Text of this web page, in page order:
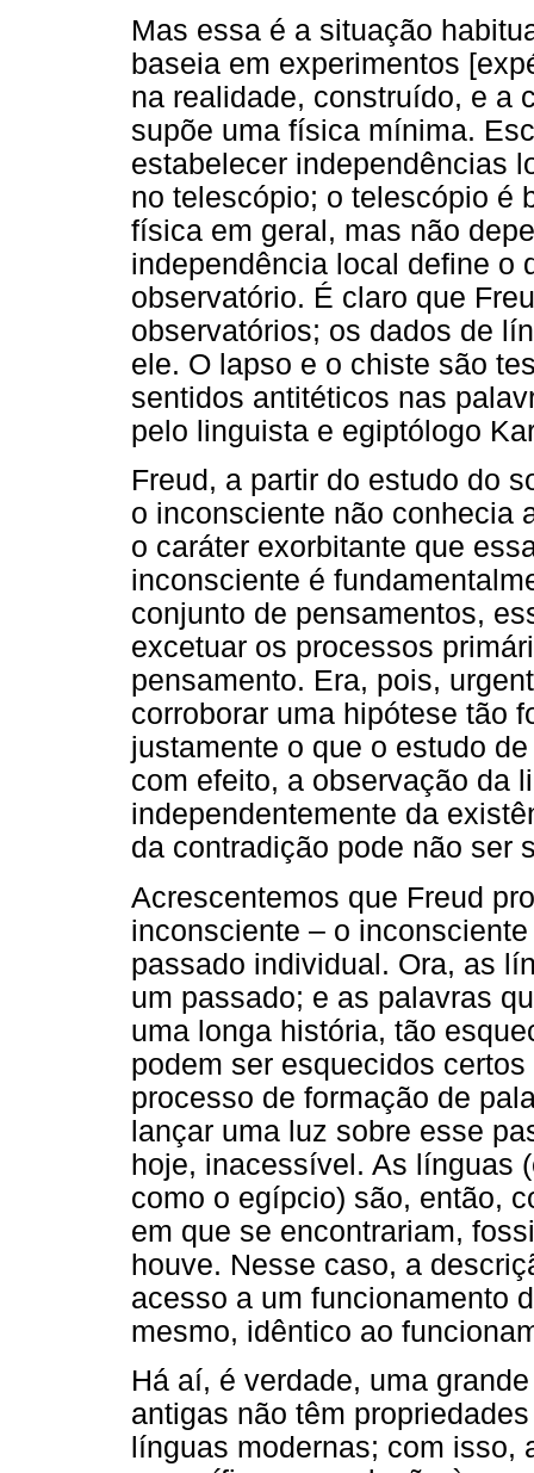
Mas essa é a situação
baseia em experimentos
na realidade, construído, e a
supõe uma física mínima.
estabelecer independências
no telescópio; o telescópio é
física em geral, mas não
independência local define o
observatório. É claro que
observatórios; os dados de
ele. O lapso e o chiste são
sentidos antitéticos nas
pelo linguista e egiptólogo
Freud, a partir do estudo do
o inconsciente não conhecia
o caráter exorbitante que
inconsciente é
conjunto de pensamentos,
excetuar os processos
pensamento. Era, pois,
corroborar uma hipótese tão
justamente o que o estudo
com efeito, a observação da
independentemente da
da contradição pode não ser
Acrescentemos que Freud
inconsciente – o
passado individual. Ora, as
um passado; e as palavras
uma longa história, tão
podem ser esquecidos
processo de formação de
lançar uma luz sobre esse
hoje, inacessível. As línguas
como o egípcio) são, então,
em que se encontrariam,
houve. Nesse caso, a
acesso a um funcionamento
mesmo, idêntico ao
Há aí, é verdade, uma
antigas não têm
línguas modernas; com isso,